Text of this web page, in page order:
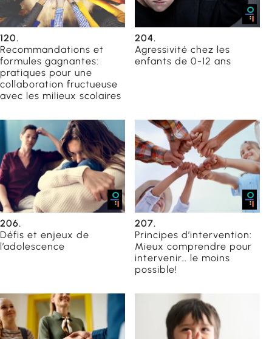
scolaires
120.
Recommandations et
formules gagnantes:
pratiques pour une
collaboration fructueuse
avec les milieux scolaires
204.
Agressivité chez les
enfants de 0-12 ans
206.
Défis et enjeux de
l’adolescence
207.
Principes d’intervention:
Mieux comprendre pour
intervenir… le moins
possible!